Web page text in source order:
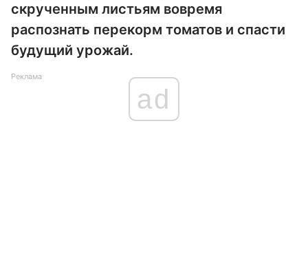
скрученным листьям вовремя
распознать перекорм томатов и спасти
будущий урожай.
Реклама
ad